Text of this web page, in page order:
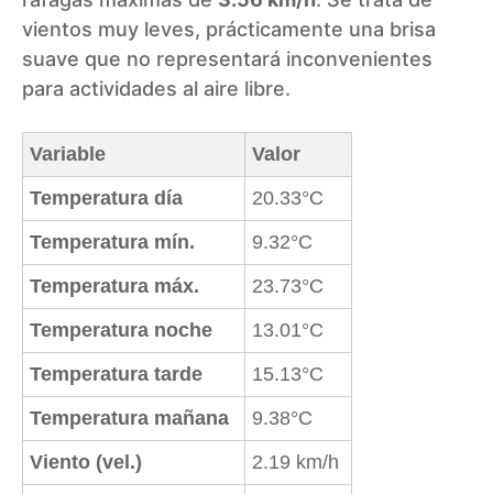
vientos muy leves, prácticamente una brisa
suave que no representará inconvenientes
para actividades al aire libre.
Variable
Valor
Temperatura día
20.33°C
Temperatura mín.
9.32°C
Temperatura máx.
23.73°C
Temperatura noche
13.01°C
Temperatura tarde
15.13°C
Temperatura mañana
9.38°C
Viento (vel.)
2.19 km/h